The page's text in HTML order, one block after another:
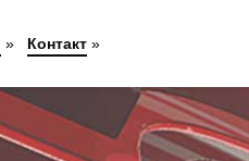
» Контакт»